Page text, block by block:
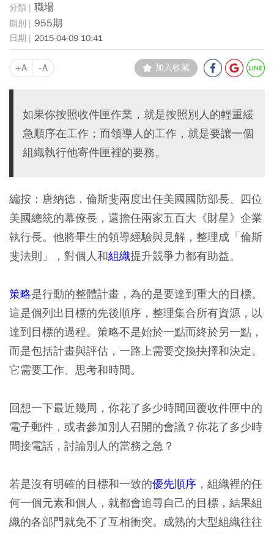
職場
955期
2015-04-09 10:41
+A -A 加入收藏
如果你按照收件匣作業，就是按照別人的輕重緩
急順序在工作；而領導人的工作，就是要讓一個
組織執行他寄件匣裡的要務。
編按：唐納德．倫斯斐兩度出任美國國防部長、四位
美國總統的幕僚長，還擔任兩家五百大《財星》企業
執行長。他將畢生的領導經驗與見解，整理成「倫斯
斐法則」，對個人和組織提升競爭力都有助益。
策略是行動的整體計畫，為的是要達到重大的目標。
這是個列出目標的先後順序，整理集合所有資源，以
達到目標的過程。策略不是始於一點而終於另一點，
而是包括計畫與評估，一路上需要交換抉擇和決定。
它需要工作、思考和時間。
回想一下最近幾周，你花了多少時間回覆收件匣中的
電子郵件，或者參加別人召開的會議？你花了多少時
間接電話，討論別人的當務之急？
若是沒有明確的目標和一致的優先順序 ，組織裡的任
何一個元素和個人，就都會追尋自己的目標，結果組
織的各部門就免不了互相衝突。成熟的大型組織往往